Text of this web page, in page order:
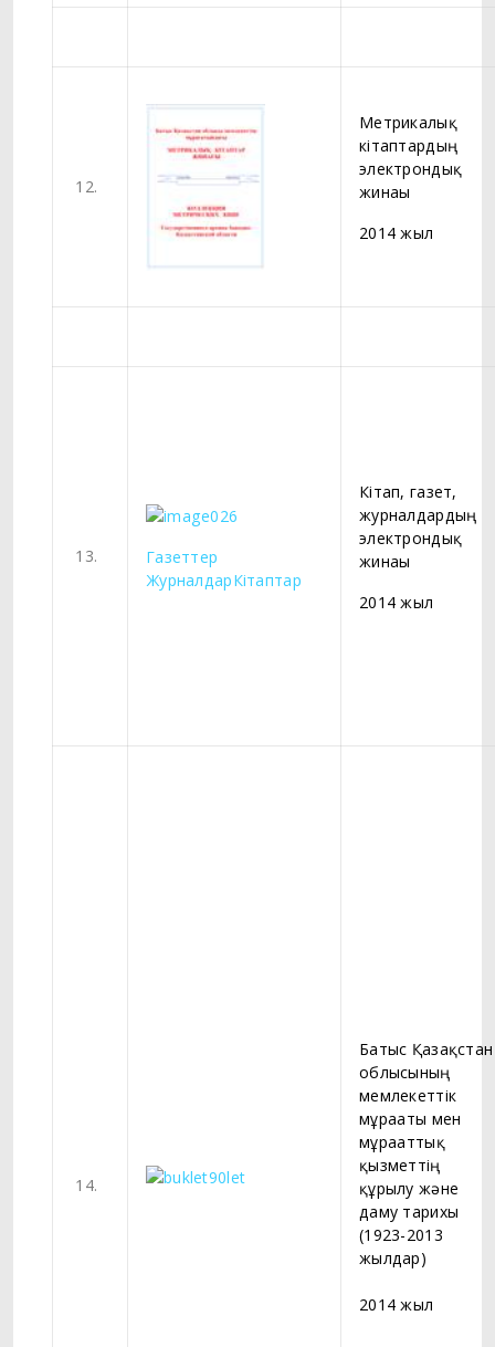
12.
Метрикалық
кітаптардың
электрондық
жинағы
2014 жыл
13.
Газеттер
ЖурналдарКітаптар
Кітап, газет,
журналдардың
электрондық
жинағы
2014 жыл
14.
Батыс Қазақстан
облысының
мемлекеттік
мұрағаты мен
мұрағаттық
қызметтің
құрылу және
даму тарихы
(1923-2013
жылдар)
2014 жыл